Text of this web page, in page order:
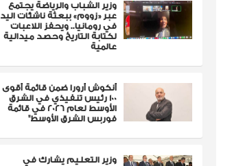
وزير الشباب والرياضة يجتمع
عبر «زووم» ببعثة ناشئات اليد
في رومانيا.. ويحفز اللاعبات
لكتابة التاريخ وحصد ميدالية
عالمية
أنكوش أرورا ضمن قائمة أقوى
100 رئيس تنفيذي في الشرق
الأوسط لعام 2026 في قائمة
فوربس الشرق الأوسط"
وزير التعليم يشارك في